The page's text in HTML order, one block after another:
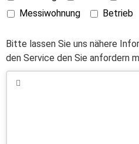
Messiwohnung
Betrieb
Bitte lassen Sie uns nähere
den Service den Sie anfordern